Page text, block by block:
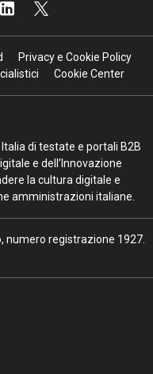
Privacy e Cookie Policy
Cookie Center
di testate e portali B2B
e dell’Innovazione
la cultura digitale e
amministrazioni italiane.
numero registrazione 1927.